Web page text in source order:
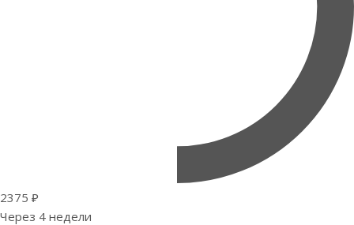
2375 ₽
Через 4 недели